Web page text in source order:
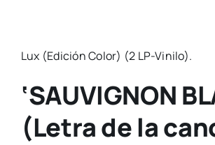
Lux (Edición Color) (2 LP-Vinilo).
‘SAUVIGNON
(Letra de la